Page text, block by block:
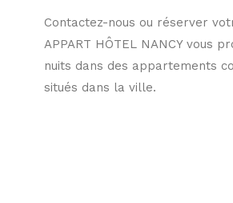
Contactez-nous ou réserver
APPART HÔTEL NANCY vous
nuits dans des appartements
situés dans la ville.